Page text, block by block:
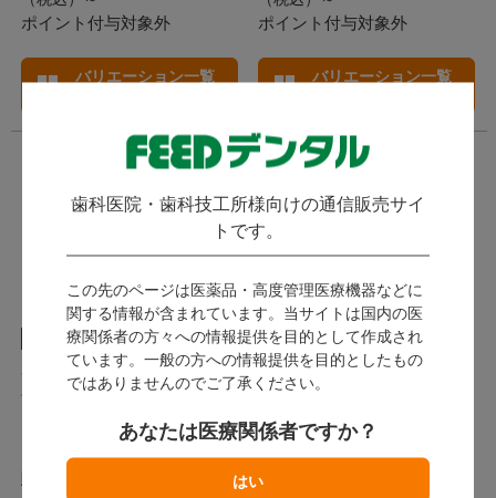
歯科医院・歯科技工所様向けの通信販売サイ
トです。
この先のページは医薬品・高度管理医療機器などに
関する情報が含まれています。当サイトは国内の医
療関係者の方々への情報提供を目的として作成され
ています。一般の方への情報提供を目的としたもの
ではありませんのでご了承ください。
あなたは医療関係者ですか？
ポイント付与対象外
バリエーション一覧
ポイント付与対象外
バリエーション一覧
FEEDオリジナル
ホワイトコーン ミニ
(
InterLav インターラブ
アルファコーン エキスパ
ート
アルファテクノ
販売終了